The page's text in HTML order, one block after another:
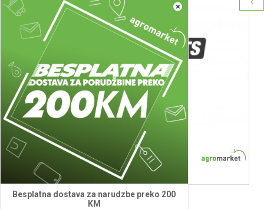
×
Besplatna dostava za narudzbe preko 200
KM
Villager